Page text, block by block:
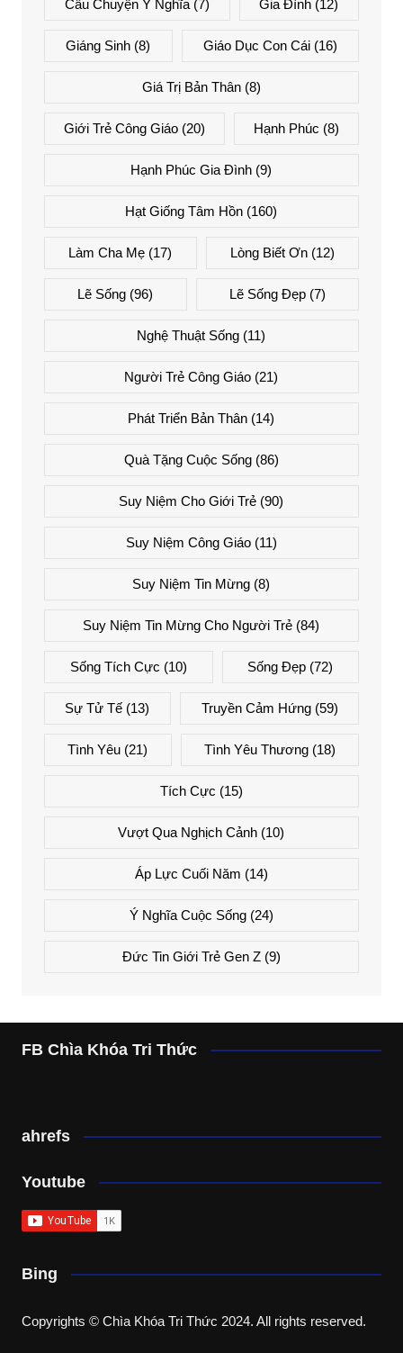
Câu Chuyện Ý Nghĩa(7) Gia Đình (12)
Giáng Sinh (8) Giáo Dục Con Cái(16)
Giá Trị Bản Thân(8)
Giới Trẻ Công Giáo(20) Hạnh Phúc (8)
Hạnh Phúc Gia Đình (9)
Hạt Giống Tâm Hồn (160)
Làm Cha Mẹ (17) Lòng Biết Ơn(12)
Lẽ Sống (96) Lẽ Sống Đẹp(7)
Nghệ Thuật Sống (11)
Người Trẻ Công Giáo (21)
Phát Triển Bản Thân (14)
Quà Tặng Cuộc Sống(86)
Suy Niệm Cho Giới Trẻ (90)
Suy Niệm Công Giáo(11)
Suy Niệm Tin Mừng (8)
Suy Niệm Tin Mừng Cho Người Trẻ (84)
Sống Tích Cực (10) Sống Đẹp (72)
Sự Tử Tế (13) Truyền Cảm Hứng(59)
Tình Yêu (21) Tình Yêu Thương(18)
Tích Cực (15)
Vượt Qua Nghịch Cảnh (10)
Áp Lực Cuối Năm (14)
Ý Nghĩa Cuộc Sống(24)
Đức Tin Giới Trẻ Gen Z(9)
FB Chìa Khóa Tri Thức
ahrefs
Youtube
Bing
Copyrights © Chìa Khóa Tri Thức 2024. All rights reserved.